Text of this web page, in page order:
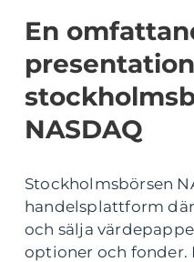
En
NASDAQ
Stockholmsbörsen
handelsplattform
och sälja
optioner och fonder.